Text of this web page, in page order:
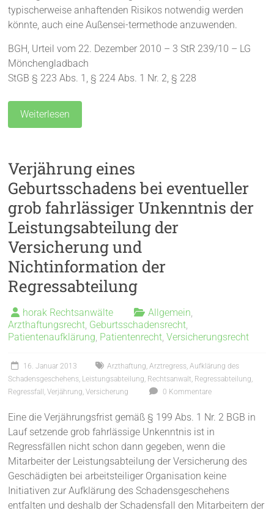
typischerweise anhaftenden Risikos notwendig werden
könnte, auch eine Außensei-termethode anzuwenden.
BGH, Urteil vom 22. Dezember 2010 – 3 StR 239/10 – LG
Mönchengladbach
StGB § 223 Abs. 1, § 224 Abs. 1 Nr. 2, § 228
Weiterlesen
Verjährung eines
Geburtsschadens bei eventueller
grob fahrlässiger Unkenntnis der
Leistungsabteilung der
Versicherung und
Nichtinformation der
Regressabteilung
horak Rechtsanwälte Allgemein
Arzthaftungsrecht Geburtsschadensrecht
Patientenaufklärung Patientenrecht ,Versicherungsrecht
16. Januar 2013 Arzthaftung ,Arztregress ,Aufklärung des
Schadensgeschehens Leistungsabteilung Rechtsanwalt Regressabteilung
Regressfall ,Verjährung ,Versicherung 0 Kommentare
Eine die Verjährungsfrist gemäß § 199 Abs. 1 Nr. 2 BGB in
Lauf setzende grob fahrlässige Unkenntnis ist in
Regressfällen nicht schon dann gegeben, wenn die
Mitarbeiter der Leistungsabteilung der Versicherung des
Geschädigten bei arbeitsteiliger Organisation keine
Initiativen zur Aufklärung des Schadensgeschehens
entfalten und deshalb der Schadensfall den Mitarbeitern der